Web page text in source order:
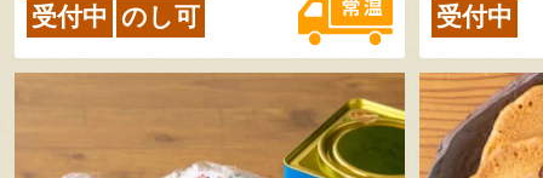
受付中 のし可 受付中